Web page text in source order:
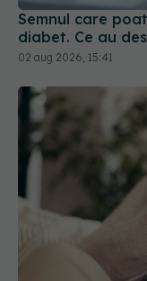
Primele 5
dintre oameni le
05 aug 2026, 17:31